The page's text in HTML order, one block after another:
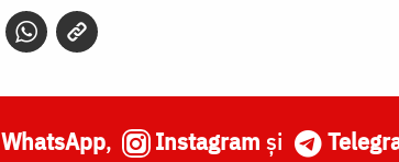
WhatsApp, Instagram și